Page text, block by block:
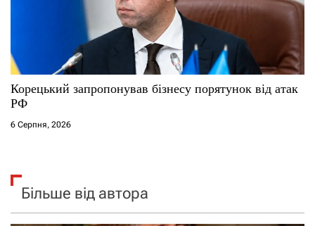
Корецький запропонував бізнесу порятунок від атак
РФ
6 Серпня, 2026
Більше від автора